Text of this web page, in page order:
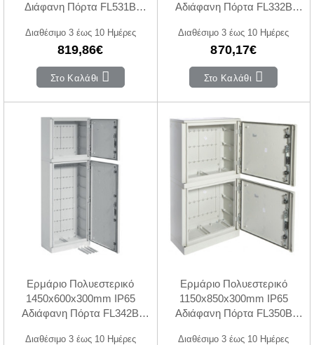
Διάφανη Πόρτα FL531B
Διαθέσιμο 3 έως 10 Ημέρες
819,86€
Στο Καλάθι
Αδιάφανη Πόρτα FL332B
Διαθέσιμο 3 έως 10 Ημέρες
870,17€
Στο Καλάθι
Ερμάριο Πολυεστερικό
1450x600x300mm IP65
Αδιάφανη Πόρτα FL342B
Διαθέσιμο 3 έως 10 Ημέρες
Ερμάριο Πολυεστερικό
1150x850x300mm IP65
Αδιάφανη Πόρτα FL350B
Διαθέσιμο 3 έως 10 Ημέρες